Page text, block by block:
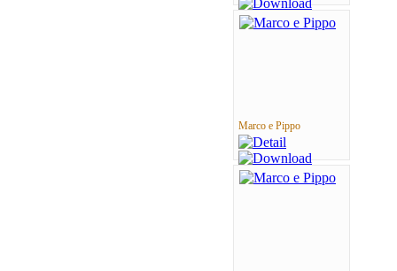
Marco e Pippo